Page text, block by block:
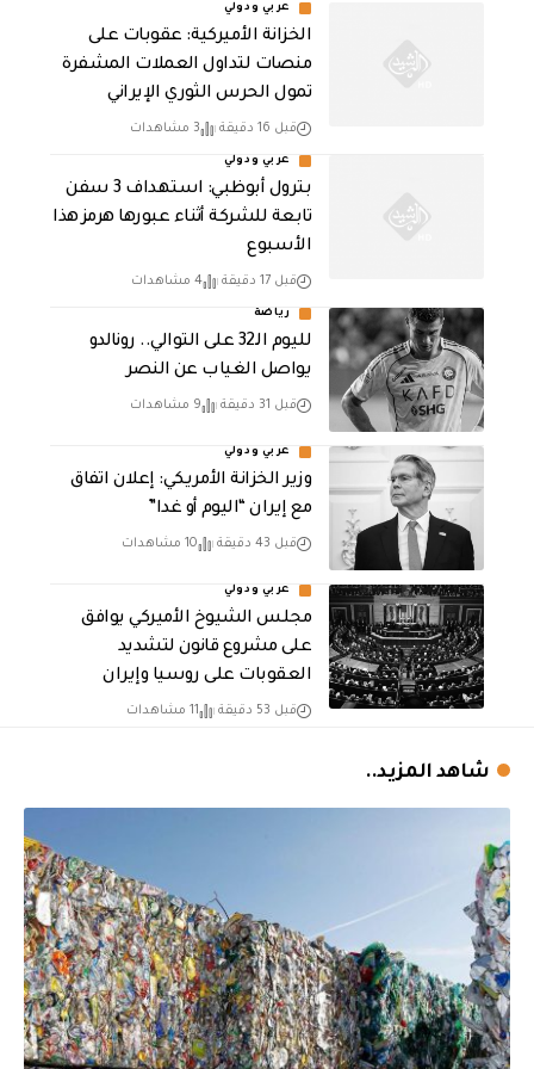
عربي ودولي
الخزانة الأميركية: عقوبات على
منصات لتداول العملات المشفرة
تمول الحرس الثوري الإيراني
قبل 16 دقيقة 3 مشاهدات
عربي ودولي
بترول أبوظبي: استهداف 3 سفن
تابعة للشركة أثناء عبورها هرمز هذا
الأسبوع
قبل 17 دقيقة 4 مشاهدات
رياضة
لليوم الـ32 على التوالي.. رونالدو
يواصل الغياب عن النصر
قبل 31 دقيقة 9 مشاهدات
عربي ودولي
وزير الخزانة الأمريكي: إعلان اتفاق
مع إيران “اليوم أو غدا”
قبل 43 دقيقة 10 مشاهدات
عربي ودولي
مجلس الشيوخ الأميركي يوافق
على مشروع قانون لتشديد
العقوبات على روسيا وإيران
قبل 53 دقيقة 11 مشاهدات
شاهد المزيد..